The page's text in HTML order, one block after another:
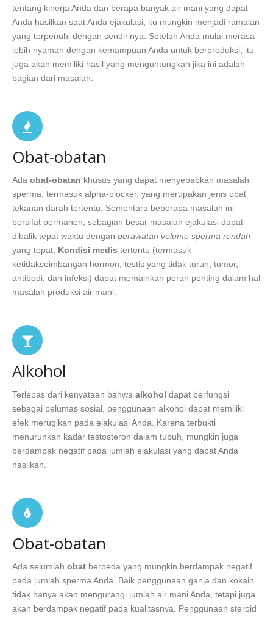
tentang kinerja Anda dan berapa banyak air mani yang dapat
Anda hasilkan saat Anda ejakulasi, itu mungkin menjadi ramalan
yang terpenuhi dengan sendirinya. Setelah Anda mulai merasa
lebih nyaman dengan kemampuan Anda untuk berproduksi, itu
juga akan memiliki hasil yang menguntungkan jika ini adalah
bagian dari masalah.
Obat-obatan
Ada obat-obatan khusus yang dapat menyebabkan masalah
sperma, termasuk alpha-blocker, yang merupakan jenis obat
tekanan darah tertentu. Sementara beberapa masalah ini
bersifat permanen, sebagian besar masalah ejakulasi dapat
dibalik tepat waktu dengan perawatan volume sperma rendah
yang tepat. Kondisi medis tertentu (termasuk
ketidakseimbangan hormon, testis yang tidak turun, tumor,
antibodi, dan infeksi) dapat memainkan peran penting dalam hal
masalah produksi air mani.
Alkohol
Terlepas dari kenyataan bahwa alkohol dapat berfungsi
sebagai pelumas sosial, penggunaan alkohol dapat memiliki
efek merugikan pada ejakulasi Anda. Karena terbukti
menurunkan kadar testosteron dalam tubuh, mungkin juga
berdampak negatif pada jumlah ejakulasi yang dapat Anda
hasilkan.
Obat-obatan
Ada sejumlah obat berbeda yang mungkin berdampak negatif
pada jumlah sperma Anda. Baik penggunaan ganja dan kokain
tidak hanya akan mengurangi jumlah air mani Anda, tetapi juga
akan berdampak negatif pada kualitasnya. Penggunaan steroid